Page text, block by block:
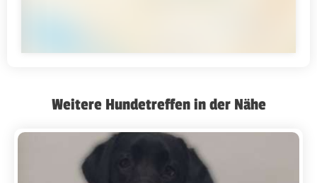
Weitere Hundetreffen in der Nähe